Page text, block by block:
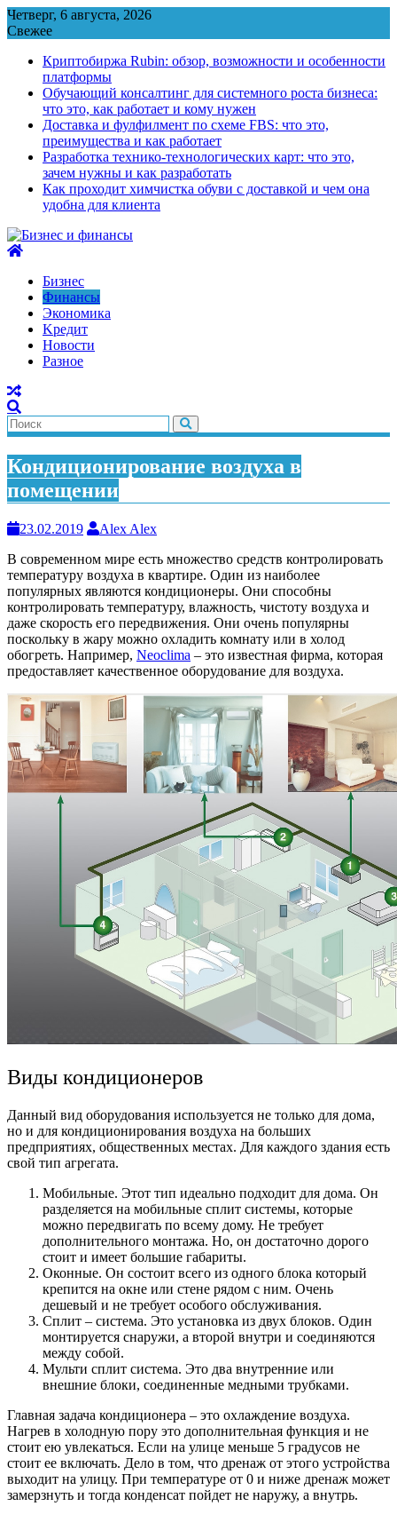
Перейти
к
Четверг, 6 августа, 2026
Свежее
Криптобиржа Rubin: обзор, возможности и особенности
платформы
Обучающий консалтинг для системного роста бизнеса:
что это, как работает и кому нужен
Доставка и фулфилмент по схеме FBS: что это,
преимущества и как работает
Разработка технико-технологических карт: что это,
зачем нужны и как разработать
Как проходит химчистка обуви с доставкой и чем она
удобна для клиента
Бизнес
Финансы
Экономика
Kредит
Новости
Разное
Кондиционирование воздуха в
помещении
23.02.2019
Alex Alex
В современном мире есть множество средств контролировать
температуру воздуха в квартире. Один из наиболее
популярных являются кондиционеры. Они способны
контролировать температуру, влажность, чистоту воздуха и
даже скорость его передвижения. Они очень популярны
поскольку в жару можно охладить комнату или в холод
обогреть. Например, Neoclima – это известная фирма, которая
предоставляет качественное оборудование для воздуха.
Виды кондиционеров
Данный вид оборудования используется не только для дома,
но и для кондиционирования воздуха на больших
предприятиях, общественных местах. Для каждого здания есть
свой тип агрегата.
Мобильные. Этот тип идеально подходит для дома. Он
разделяется на мобильные сплит системы, которые
можно передвигать по всему дому. Не требует
дополнительного монтажа. Но, он достаточно дорого
стоит и имеет большие габариты.
Оконные. Он состоит всего из одного блока который
крепится на окне или стене рядом с ним. Очень
дешевый и не требует особого обслуживания.
Сплит – система. Это установка из двух блоков. Один
монтируется снаружи, а второй внутри и соединяются
между собой.
Мульти сплит система. Это два внутренние или
внешние блоки, соединенные медными трубками.
Главная задача кондиционера – это охлаждение воздуха.
Нагрев в холодную пору это дополнительная функция и не
стоит ею увлекаться. Если на улице меньше 5 градусов не
стоит ее включать. Дело в том, что дренаж от этого устройства
выходит на улицу. При температуре от 0 и ниже дренаж может
замерзнуть и тогда конденсат пойдет не наружу, а внутрь.